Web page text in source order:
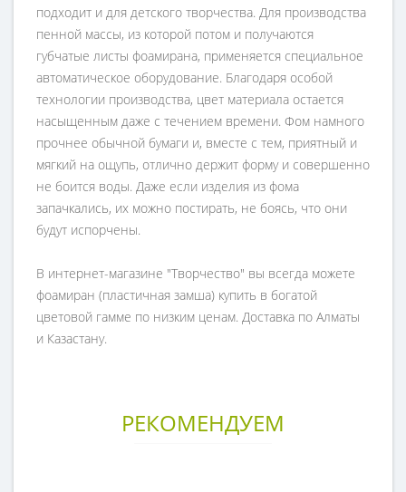
подходит и для детского творчества. Для производства
пенной массы, из которой потом и получаются
губчатые листы фоамирана, применяется специальное
автоматическое оборудование. Благодаря особой
технологии производства, цвет материала остается
насыщенным даже с течением времени. Фом намного
прочнее обычной бумаги и, вместе с тем, приятный и
мягкий на ощупь, отлично держит форму и совершенно
не боится воды. Даже если изделия из фома
запачкались, их можно постирать, не боясь, что они
будут испорчены.
В интернет-магазине "Творчество" вы всегда можете
фоамиран (пластичная замша) купить в богатой
цветовой гамме по низким ценам. Доставка по Алматы
и Казастану.
РЕКОМЕНДУЕМ